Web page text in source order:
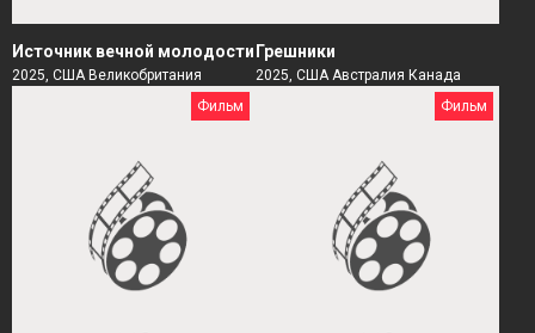
Источник вечной молодости
2025, США Великобритания
Грешники
2025, США Австралия Канада
Фильм
Фильм